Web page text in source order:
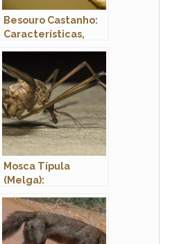
Besouro Castanho:
Características,
Fotos
Mosca Típula
(Melga):
Nome Cientifico e
Fotos